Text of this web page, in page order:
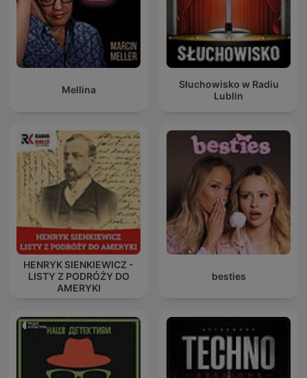
Mellina
Słuchowisko w Radiu
Lublin
HENRYK SIENKIEWICZ -
LISTY Z PODRÓŻY DO
AMERYKI
besties